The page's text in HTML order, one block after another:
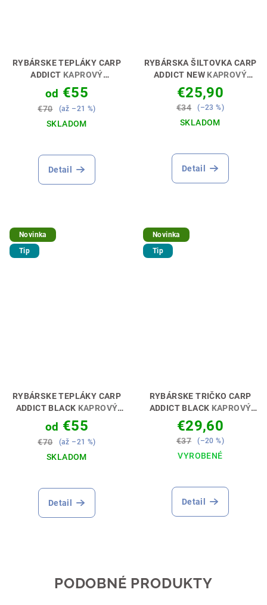
RYBÁRSKE TEPLÁKY CARP
ADDICT KAPROVÝ
ZÁVISLÁK 🎣👖
od €55
€70 (až –21 %)
SKLADOM
hodnotenie
produktu
Detail
RYBÁRSKA ŠILTOVKA CARP
ADDICT NEW KAPROVÝ
ZÁVISLÁK🎣👕
€25,90
€34 (–23 %)
SKLADOM
hodnotenie
produktu
Detail
Novinka
Tip
RYBÁRSKE TEPLÁKY CARP
ADDICT BLACK KAPROVÝ
ZÁVISLÁK 🎣👖
od €55
€70 (až –21 %)
SKLADOM
Detail
Novinka
Tip
RYBÁRSKE TRIČKO CARP
ADDICT BLACK KAPROVÝ
ZÁVISLÁK🎣👕
€29,60
€37 (–20 %)
VYROBENÉ
Detail
PODOBNÉ PRODUKTY